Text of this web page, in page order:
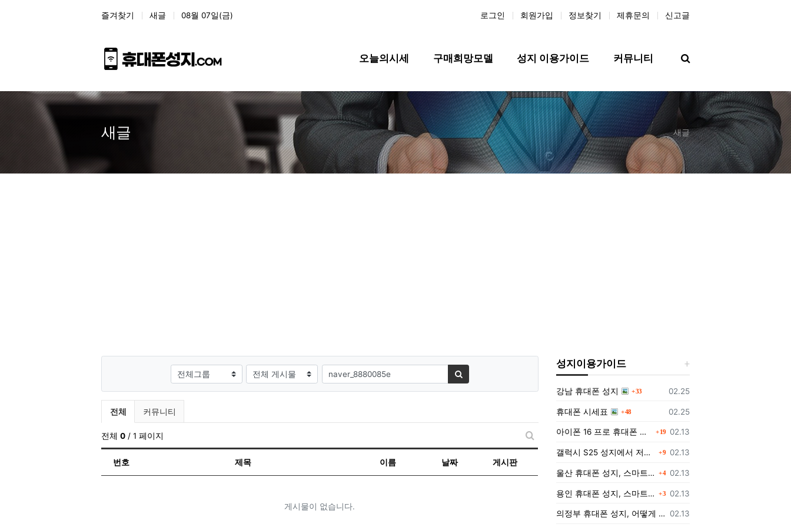
즐겨찾기 새글 08월 07일(금) 로그인 회원가입 정보찾기 제휴문의 신고글
오늘의시세 구매희망모델 성지 이용가이드 커뮤니티
새글 새글
게시판그룹 검색대상 검색어필수
검색하기
전체게시물 그룹 목록
전체 커뮤니티
전체 0 / 1 페이지
새글 검색
번호
제목 이름 날짜 게시판
게시물이 없습니다.
성지이용가이드
등록일
02.25
강남 휴대폰 성지 33
등록일
02.25
휴대폰 시세표 48
등록일
02.13
아이폰 16 프로 휴대폰 성지에서 구매하는 방법과 가격 댓글
19
등록일
02.13
갤럭시 S25 성지에서 저렴하게 구매하는 방법 9
등록일
02.13
울산 휴대폰 성지, 스마트폰을 더 저렴하게 구매할 수 있는 방법은? 4
등록일
02.13
용인 휴대폰 성지, 스마트폰을 더 저렴하게 구입하는 방법! 3
등록일
02.13
의정부 휴대폰 성지, 어떻게 저렴하게 스마트폰을 구입할 수 있을까?